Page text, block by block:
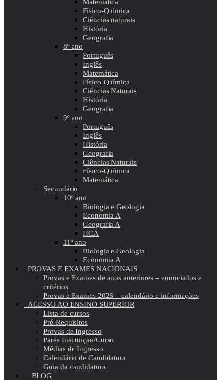
Matemática
Físico-Química
Ciências naturais
História
Geografia
8º ano
Português
Inglês
Matemática
Físico-Química
Ciências Naturais
História
Geografia
9º ano
Português
Inglês
História
Geografia
Ciências Naturais
Físico-Química
Matemática
Secundário
10º ano
Biologia e Geologia
Economia A
Geografia A
HCA
11º ano
Biologia e Geologia
Economia A
PROVAS E EXAMES NACIONAIS
Provas e Exames de anos anteriores – enunciados e
critérios
Provas e Exames 2026 – calendário e informações
ACESSO AO ENSINO SUPERIOR
Lista de cursos
Pré-Requisitos
Provas de Ingresso
Pares Instituição/Curso
Médias de Ingresso
Calendário de Candidatura
Guia da candidatura
BLOG